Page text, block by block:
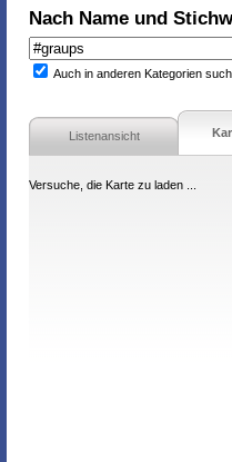
Nach Name und
Auch in anderen Kategorien
Listenansicht
Versuche, die Karte zu laden ...